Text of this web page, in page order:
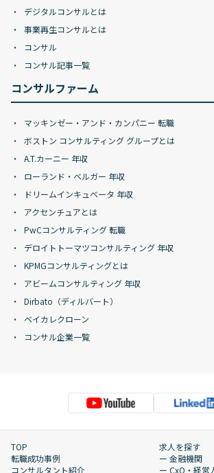
デジタルコンサルとは
事業再生コンサルとは
コンサル
コンサル記事一覧
コンサルファーム
マッキンゼー・アンド・カンパニー 転職
ボストン コンサルティング グループとは
A.T.カーニー 年収
ローランド・ベルガー 年収
ドリームインキュベータ 年収
アクセンチュアとは
PwCコンサルティング 転職
デロイトトーマツコンサルティング 年収
KPMGコンサルティングとは
アビームコンサルティング 年収
Dirbato（ディルバート）
ベイカレクローン
コンサル企業一覧
TOP
転職成功事例
コンサルタント紹介
求人を探す
ー 金融機関
ー CxO・経営